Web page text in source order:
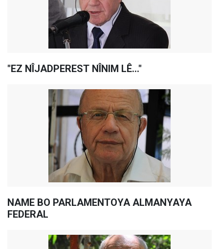
"EZ NÎJADPEREST NÎNIM LÊ…"
NAME BO PARLAMENTOYA ALMANYAYA
FEDERAL